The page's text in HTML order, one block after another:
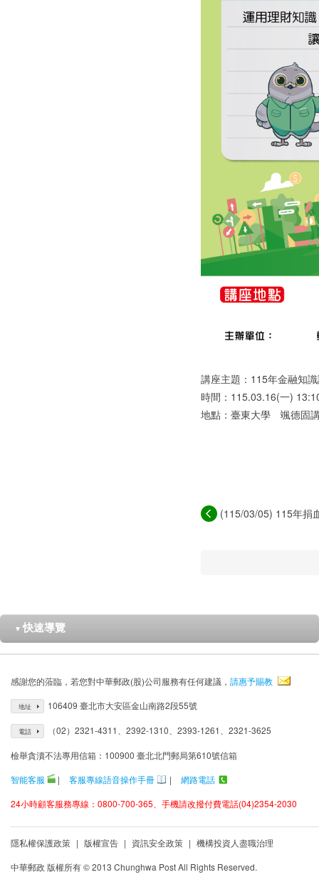
講座主題：115年金融知
時間：115.03.16(一)
地點：臺東大學 颯德固
(115/03/05) 115年捐
▼ 快速導覽
感謝您的蒞臨，若您對中華郵政(股)公司服務有任何建議， 請惠予賜教
地址 106409 臺北市大安區金山南路2段55號
電話 （02）2321-4311、2392-1310、2393-1261、2321-3625
檢舉貪瀆不法專用信箱：100900 臺北北門郵局第610號信箱
智能客服
| 客服專線語音操作手冊 |
網路電話
24小時顧客服務專線：0800-700-365、手機請改撥付費電話(04)2354-2030
隱私權保護政策 | 版權宣告 | 資訊安全政策 | 機構投資人盡職治理
中華郵政 版權所有 © 2013 Chunghwa Post All Rights Reserved.